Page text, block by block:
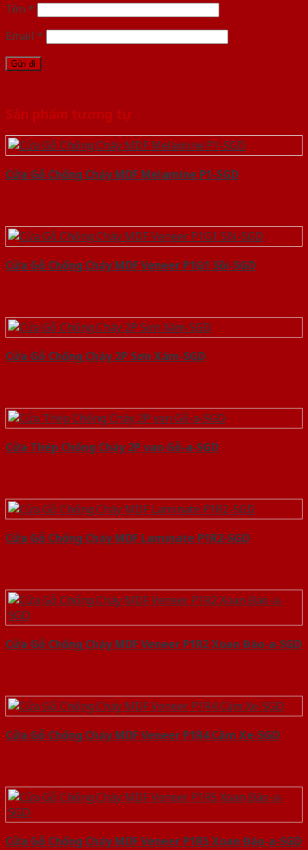
Tên *
Email *
Sản phẩm tương tự
Cửa Gỗ Chống Cháy MDF Melamine P1-SGD
Cửa Gỗ Chống Cháy MDF Veneer P1G1 Sồi-SGD
Cửa Gỗ Chống Cháy 2P Sơn Xám-SGD
Cửa Thép Chống Cháy 2P van Gỗ-a-SGD
Cửa Gỗ Chống Cháy MDF Laminate P1R2-SGD
Cửa Gỗ Chống Cháy MDF Veneer P1R2 Xoan Đào-a-SGD
Cửa Gỗ Chống Cháy MDF Veneer P1R4 Căm Xe-SGD
Cửa Gỗ Chống Cháy MDF Veneer P1R5 Xoan Đào-a-SGD